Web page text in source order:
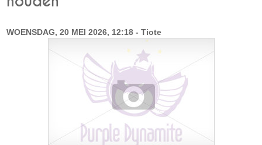
WOENSDAG, 20 MEI 2026, 12:18 - Tiote